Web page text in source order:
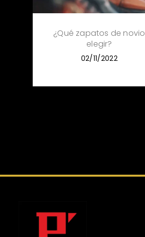
¿Qué zapatos de novio
elegir?
02/11/2022